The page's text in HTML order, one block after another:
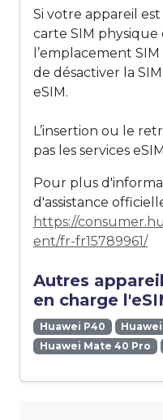
Si votre appareil
carte SIM physique
l’emplacement
de désactiver la
eSIM.
L’insertion ou le
pas les services
Pour plus
d'assistance
https://
ent/fr-fr15789961/
Autres
en charge
Huawei P40
Huawei Mate 40 Pro